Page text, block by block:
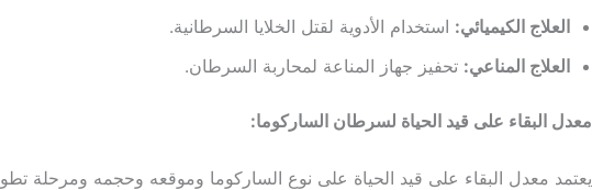
العلاج الكيميائي: استخدام الأدوية لقتل الخلايا السرطانية.
العلاج المناعي: تحفيز جهاز المناعة لمحاربة السرطان.
معدل البقاء على قيد الحياة لسرطان الساركوما:
يعتمد معدل البقاء على قيد الحياة على نوع الساركوما وموقعه وحجمه ومرحلة